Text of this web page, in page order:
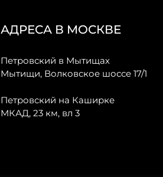
АДРЕСА В МОСКВЕ
Петровский в Мытищах
Мытищи, Волковское шоссе 17/1
Петровский на Каширке
МКАД, 23 км, вл 3